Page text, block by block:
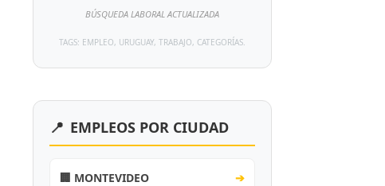
BÚSQUEDA LABORAL ACTUALIZADA
TAGS: EMPLEO, URUGUAY, TRABAJO, CATEGORÍAS.
📍 EMPLEOS POR CIUDAD
🏢 MONTEVIDEO ➔